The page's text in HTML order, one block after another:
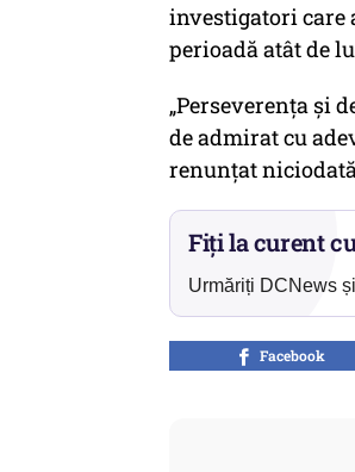
investigatori
perioadă atât de
„Perseverența și
de admirat cu
renunțat
Fiți la curent
Urmăriți DCNews
Facebook